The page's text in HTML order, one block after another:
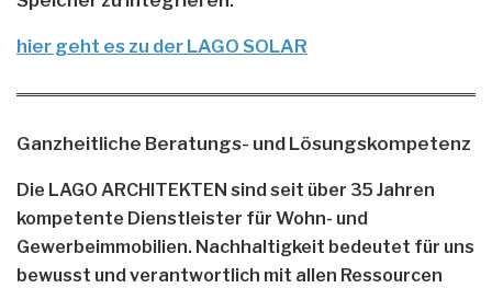
hier geht es zu der LAGO SOLAR
Ganzheitliche Beratungs- und Lösungskompetenz
Die LAGO ARCHITEKTEN sind seit über 35 Jahren
kompetente Dienstleister für Wohn- und
Gewerbeimmobilien. Nachhaltigkeit bedeutet für uns
bewusst und verantwortlich mit allen Ressourcen